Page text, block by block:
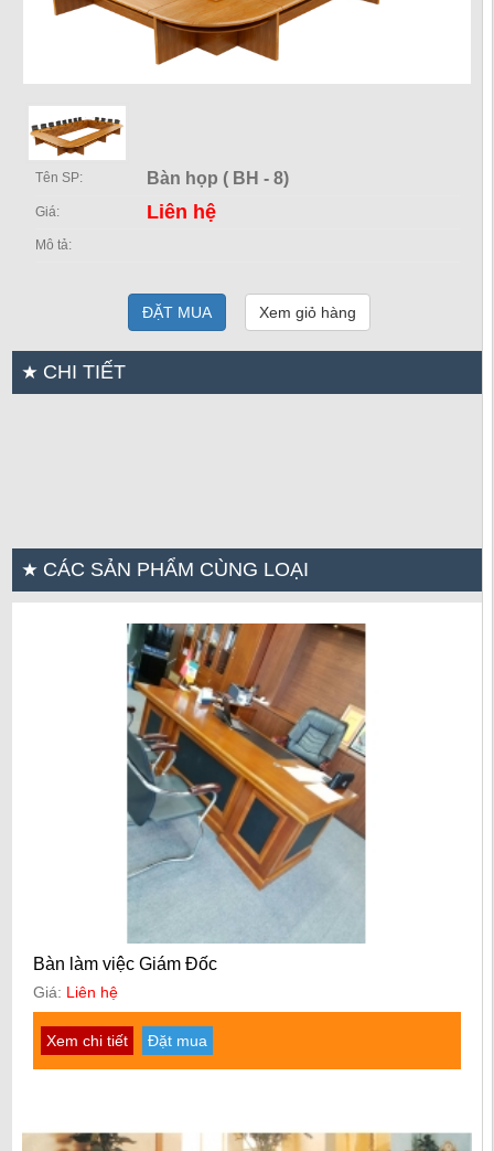
Tên SP: Bàn họp ( BH - 8)
Giá: Liên hệ
Mô tả:
ĐẶT MUA Xem giỏ hàng
CHI TIẾT
CÁC SẢN PHẨM CÙNG LOẠI
Bàn làm việc Giám Đốc
Giá: Liên hệ
Xem chi tiết Đặt mua